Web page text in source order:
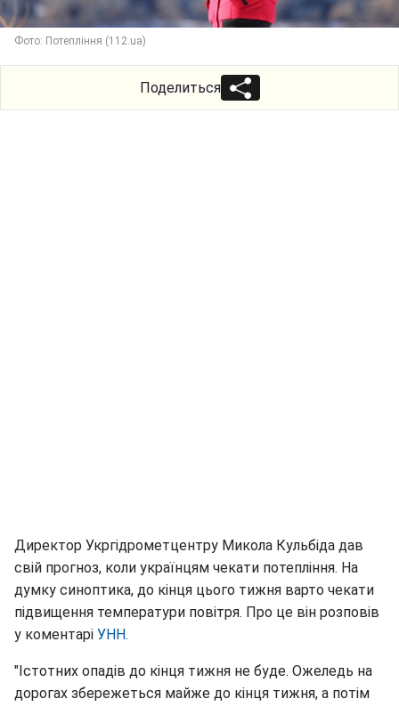
Фото: Потепління (112.ua)
Поделиться
Директор Укргідрометцентру Микола Кульбіда дав
свій прогноз, коли українцям чекати потепління. На
думку синоптика, до кінця цього тижня варто чекати
підвищення температури повітря. Про це він розповів
у коментарі УНН.
"Істотних опадів до кінця тижня не буде. Ожеледь на
дорогах збережеться майже до кінця тижня, а потім